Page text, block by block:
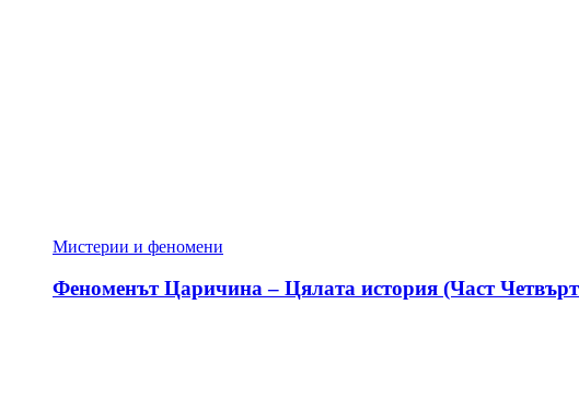
Мистерии и феномени
Феноменът Царичина – Цялата история (Част